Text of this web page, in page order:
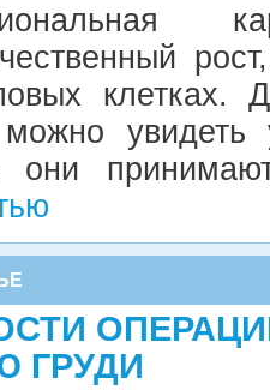
клетках.
можно
ГРУДИ